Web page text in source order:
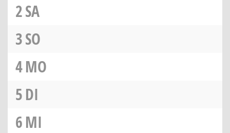
2SA
3SO
4MO
5DI
6MI